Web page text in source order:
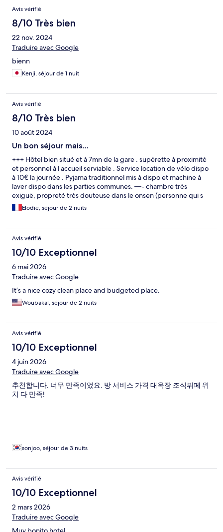
Avis vérifié
8/10 Très bien
22 nov. 2024
Traduire avec Google
bienn
Kenji, séjour de 1 nuit
Avis vérifié
8/10 Très bien
10 août 2024
Un bon séjour mais…
+++ Hôtel bien situé et à 7mn de la gare . supérette à proximité
et personnel à l accueil serviable . Service location de vélo dispo
à 10€ la journée . Pyjama traditionnel mis à dispo et machine à
laver dispo dans les parties communes. —- chambre très
exiguë, propreté très douteuse dans le onsen (personne qui s
épilait dedans beurk) . Resto de l hôtel zéro option sans viande
ou poisson . Wifi ne marche pas bien
Elodie, séjour de 2 nuits
Avis vérifié
10/10 Exceptionnel
6 mai 2026
Traduire avec Google
It’s a nice cozy clean place and budgeted place.
Woubakal, séjour de 2 nuits
Avis vérifié
10/10 Exceptionnel
4 juin 2026
Traduire avec Google
추천합니다. 너무 만족이었요. 방 서비스 가격 대옥장 조식뷔페 위
치 다 만족!
sonjoo, séjour de 3 nuits
Avis vérifié
10/10 Exceptionnel
2 mars 2026
Traduire avec Google